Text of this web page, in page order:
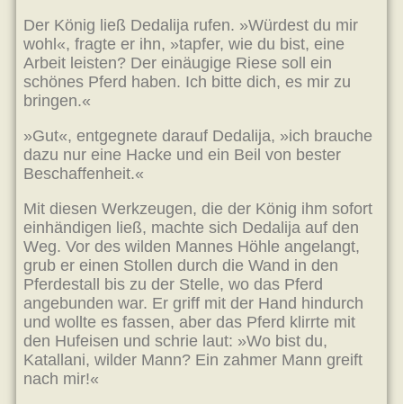
Der König ließ Dedalija rufen. »Würdest du mir
wohl«, fragte er ihn, »tapfer, wie du bist, eine
Arbeit leisten? Der einäugige Riese soll ein
schönes Pferd haben. Ich bitte dich, es mir zu
bringen.«
»Gut«, entgegnete darauf Dedalija, »ich brauche
dazu nur eine Hacke und ein Beil von bester
Beschaffenheit.«
Mit diesen Werkzeugen, die der König ihm sofort
einhändigen ließ, machte sich Dedalija auf den
Weg. Vor des wilden Mannes Höhle angelangt,
grub er einen Stollen durch die Wand in den
Pferdestall bis zu der Stelle, wo das Pferd
angebunden war. Er griff mit der Hand hindurch
und wollte es fassen, aber das Pferd klirrte mit
den Hufeisen und schrie laut: »Wo bist du,
Katallani, wilder Mann? Ein zahmer Mann greift
nach mir!«